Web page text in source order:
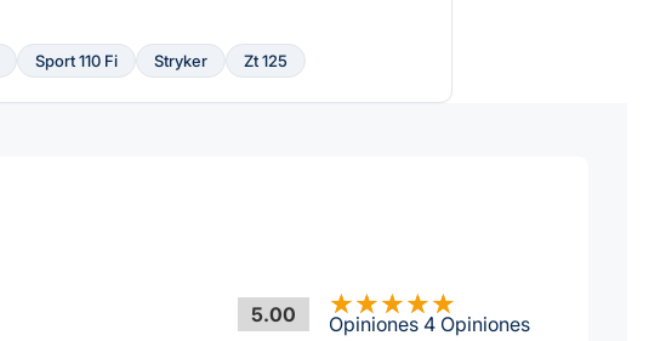
Sport 110 Fi Stryker Zt 125
5.00 Opiniones 4 Opiniones